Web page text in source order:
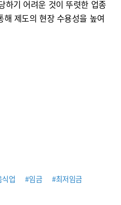
하기 어려운 것이 뚜렷한 업종
제도의 현장 수용성을 높여
업 #임금
#최저임금